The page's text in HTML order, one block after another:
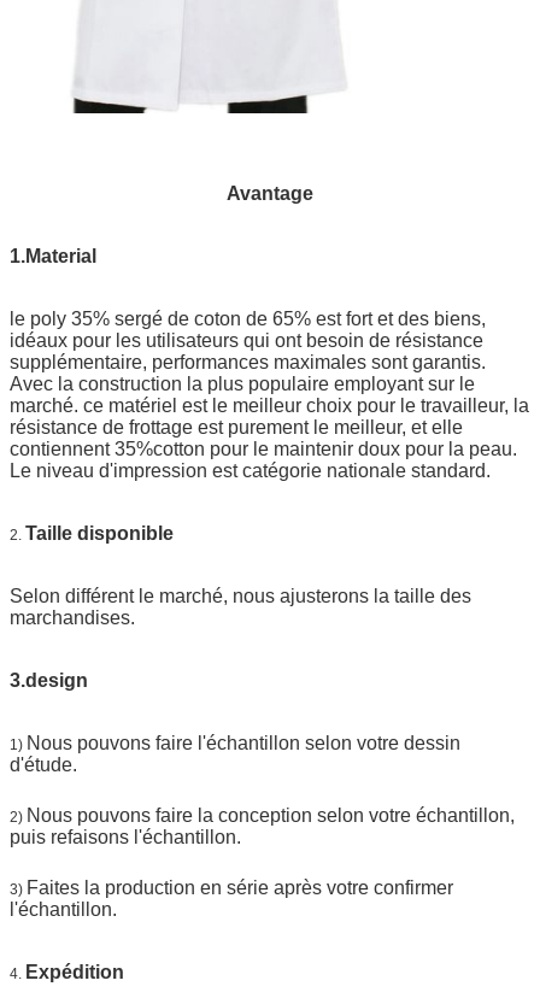
Avantage
1.Material
le poly 35% sergé de coton de 65% est fort et des biens,
idéaux pour les utilisateurs qui ont besoin de résistance
supplémentaire, performances maximales sont garantis.
Avec la construction la plus populaire employant sur le
marché. ce matériel est le meilleur choix pour le travailleur, la
résistance de frottage est purement le meilleur, et elle
contiennent 35%cotton pour le maintenir doux pour la peau.
Le niveau d'impression est catégorie nationale standard.
2. Taille disponible
Selon différent le marché, nous ajusterons la taille des
marchandises.
3.design
1) Nous pouvons faire l'échantillon selon votre dessin
d'étude.
2) Nous pouvons faire la conception selon votre échantillon,
puis refaisons l'échantillon.
3) Faites la production en série après votre confirmer
l'échantillon.
4. Expédition